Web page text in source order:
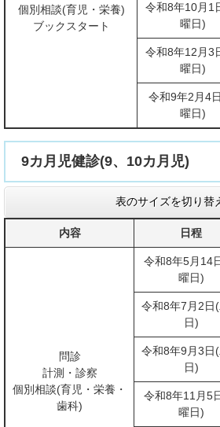
個別相談(育児・栄養)
ブックスタート
令和8年10月1
曜日)
令和8年12月3
曜日)
令和9年2月4
曜日)
9カ月児健診(9、10カ月児)
表のサイズを切り替
内容 日程
問診
計測・診察
個別相談(育児・栄養・
歯科)
令和8年5月14
曜日)
令和8年7月2日
日)
令和8年9月3日
日)
令和8年11月5
曜日)